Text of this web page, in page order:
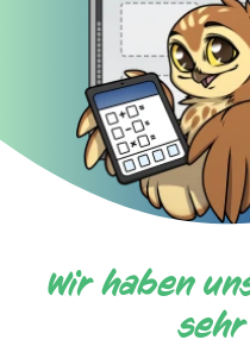
Wir haben